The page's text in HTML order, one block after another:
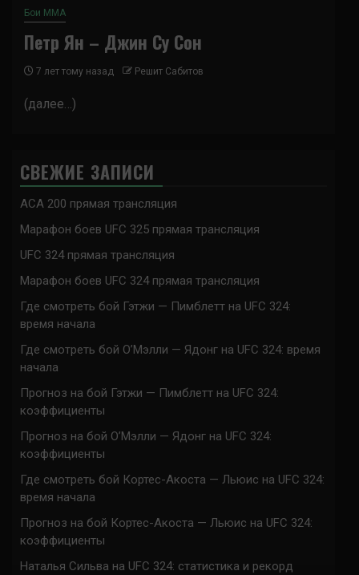
Бои ММА
Петр Ян – Джин Су Сон
7 лет тому назад Решит Сабитов
(далее…)
СВЕЖИЕ ЗАПИСИ
ACA 200 прямая трансляция
Марафон боев UFC 325 прямая трансляция
UFC 324 прямая трансляция
Марафон боев UFC 324 прямая трансляция
Где смотреть бой Гэтжи — Пимблетт на UFC 324:
время начала
Где смотреть бой О’Мэлли — Ядонг на UFC 324: время
начала
Прогноз на бой Гэтжи — Пимблетт на UFC 324:
коэффициенты
Прогноз на бой О’Мэлли — Ядонг на UFC 324:
коэффициенты
Где смотреть бой Кортес-Акоста — Льюис на UFC 324:
время начала
Прогноз на бой Кортес-Акоста — Льюис на UFC 324:
коэффициенты
Наталья Сильва на UFC 324: статистика и рекорд